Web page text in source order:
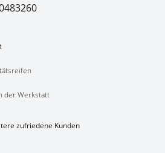
der Werkstatt
zufriedene Kunden